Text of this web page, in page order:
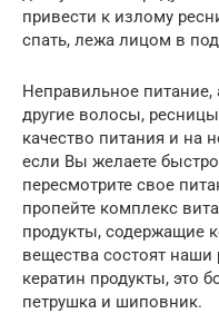
привести к излому
спать, лежа лицом в
Неправильное
другие волосы,
качество питания и на
если Вы желаете
пересмотрите свое
пропейте комплекс
продукты, содержащие
вещества состоят
кератин продукты, это
петрушка и шиповник.